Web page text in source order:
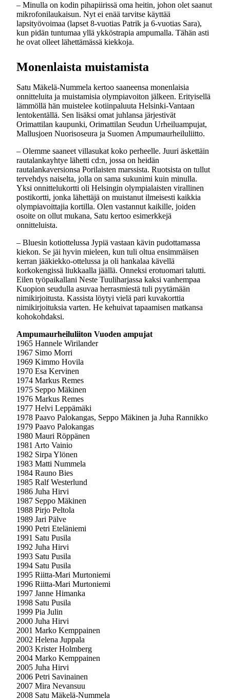
– Minulla on kodin pihapiirissä oma heitin, johon olet saanut
mikrofonilaukaisun. Nyt ei enää tarvitse käyttää
lapsityövoimaa (lapset 8-vuotias Patrik ja 6-vuotias Sara),
kun pidän tuntumaa yllä ykköstrapia ampumalla. Tähän asti
he ovat olleet lähettämässä kiekkoja.
Monenlaista muistamista
Satu Mäkelä-Nummela kertoo saaneensa monenlaisia
onnitteluita ja muistamisia olympiavoiton jälkeen. Erityisellä
lämmöllä hän muistelee kotiinpaluuta Helsinki-Vantaan
lentokentällä. Sen lisäksi omat juhlansa järjestivät
Orimattilan kaupunki, Orimattilan Seudun Urheiluampujat,
Mallusjoen Nuorisoseura ja Suomen Ampumaurheiluliitto.
– Olemme saaneet villasukat koko perheelle. Juuri äskettäin
rautalankayhtye lähetti cd:n, jossa on heidän
rautalankaversionsa Porilaisten marssista. Ruotsista on tullut
tervehdys naiselta, jolla on sama sukunimi kuin minulla.
Yksi onnittelukortti oli Helsingin olympialaisten virallinen
postikortti, jonka lähettäjä on muistanut ilmeisesti kaikkia
olympiavoittajia kortilla. Olen vastannut kaikille, joiden
osoite on ollut mukana, Satu kertoo esimerkkejä
onnitteluista.
– Bluesin kotiottelussa Jypiä vastaan kävin pudottamassa
kiekon. Se jäi hyvin mieleen, kun tuli oltua ensimmäisen
kerran jääkiekko-ottelussa ja oli hankalaa kävellä
korkokengissä liukkaalla jäällä. Onneksi erotuomari talutti.
Eilen työpaikallani Neste Tuuliharjassa kaksi vanhempaa
Kuopion seudulla asuvaa herrasmiestä tuli pyytämään
nimikirjoitusta. Kassista löytyi vielä pari kuvakorttia
nimikirjoituksia varten. He kehuivat tapaamisen matkansa
kohokohdaksi.
Ampumaurheiluliiton Vuoden ampujat
1965 Hannele Wirilander
1967 Simo Morri
1969 Kimmo Hovila
1970 Esa Kervinen
1974 Markus Remes
1975 Seppo Mäkinen
1976 Markus Remes
1977 Helvi Leppämäki
1978 Paavo Palokangas, Seppo Mäkinen ja Juha Rannikko
1979 Paavo Palokangas
1980 Mauri Röppänen
1981 Arto Vainio
1982 Sirpa Ylönen
1983 Matti Nummela
1984 Rauno Bies
1985 Ralf Westerlund
1986 Juha Hirvi
1987 Seppo Mäkinen
1988 Pirjo Peltola
1989 Jari Pälve
1990 Petri Eteläniemi
1991 Satu Pusila
1992 Juha Hirvi
1993 Satu Pusila
1994 Satu Pusila
1995 Riitta-Mari Murtoniemi
1996 Riitta-Mari Murtoniemi
1997 Janne Himanka
1998 Satu Pusila
1999 Pia Julin
2000 Juha Hirvi
2001 Marko Kemppainen
2002 Helena Juppala
2003 Krister Holmberg
2004 Marko Kemppainen
2005 Juha Hirvi
2006 Petri Savinainen
2007 Mira Nevansuu
2008 Satu Mäkelä-Nummela